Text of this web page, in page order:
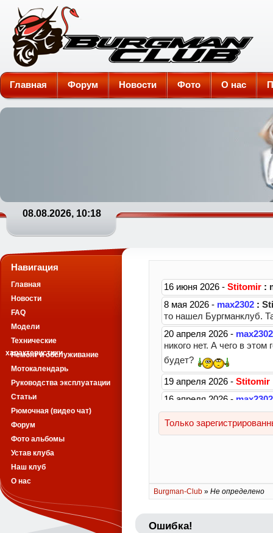
Burgman-Club
Главная Форум Новости Фото О нас
08.08.2026, 10:18
Burgman-Club » Не определено
Ошибка!
Навигация
Главная
Новости
FAQ
Модели
Технические
характеристики
Ремонт и обслуживание
Мотокалендарь
Руководства эксплуатации
Статьи
Рюмочная (видео чат)
Форум
Фото альбомы
Устав клуба
Наш клуб
О нас